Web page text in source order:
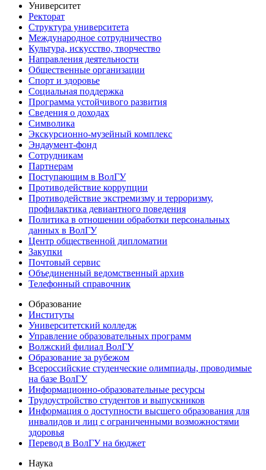
Университет
Ректорат
Структура университета
Международное сотрудничество
Культура, искусство, творчество
Направления деятельности
Общественные организации
Спорт и здоровье
Социальная поддержка
Программа устойчивого развития
Сведения о доходах
Символика
Экскурсионно-музейный комплекс
Эндаумент-фонд
Сотрудникам
Партнерам
Поступающим в ВолГУ
Противодействие коррупции
Противодействие экстремизму и терроризму,
профилактика девиантного поведения
Политика в отношении обработки персональных
данных в ВолГУ
Центр общественной дипломатии
Закупки
Почтовый сервис
Объединенный ведомственный архив
Телефонный справочник
Образование
Институты
Университетский колледж
Управление образовательных программ
Волжский филиал ВолГУ
Образование за рубежом
Всероссийские студенческие олимпиады, проводимые
на базе ВолГУ
Информационно-образовательные ресурсы
Трудоустройство студентов и выпускников
Информация о доступности высшего образования для
инвалидов и лиц с ограниченными возможностями
здоровья
Перевод в ВолГУ на бюджет
Наука